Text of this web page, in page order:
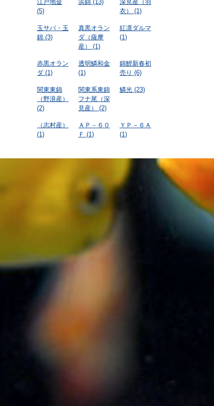
江戸地金
(5)
浜錦(13)
深見産（羽
衣）
(1)
玉サバ・玉
錦 (3)
真黒オラン
ダ（薩摩
産）
(1)
紅凛ダルマ
(1)
赤黒オラン
ダ (1)
透明鱗和金
(1)
錦鯉新春初
売り (6)
関東東錦
（野浪産）
(2)
関東系東錦
フナ尾（深
見産）
(2)
鱗光(23)
（志村産）
(1)
ＡＰ－６０
Ｆ (1)
ＹＰ－６Ａ
(1)